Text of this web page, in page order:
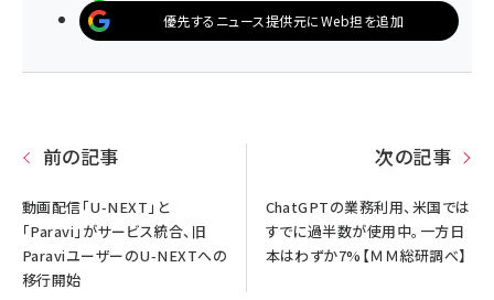
優先するニュース提供元にWeb担を追加
前の記事
動画配信「U-NEXT」と
「Paravi」がサービス統合、旧
ParaviユーザーのU-NEXTへの
移行開始
次の記事
ChatGPTの業務利用、米国では
すでに過半数が使用中。一方日
本はわずか7%【ＭＭ総研調べ】